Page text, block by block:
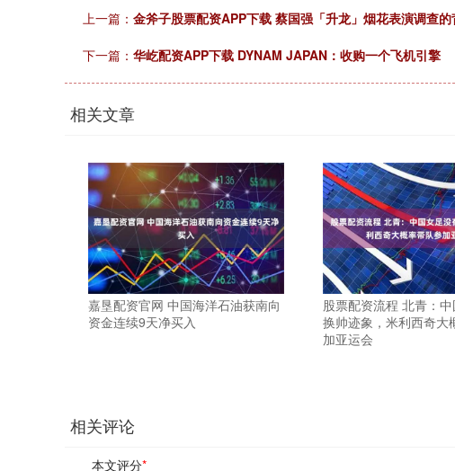
上一篇： 金斧子股票配资APP下载 蔡国强「升龙」烟花表演调查
下一篇： 华屹配资APP下载 DYNAM JAPAN：收购一个飞机引擎
相关文章
嘉垦配资官网 中国海洋石油获南向
资金连续9天净买入
股票配资流程 北青：
换帅迹象，米利西奇大
加亚运会
相关评论
本文评分*